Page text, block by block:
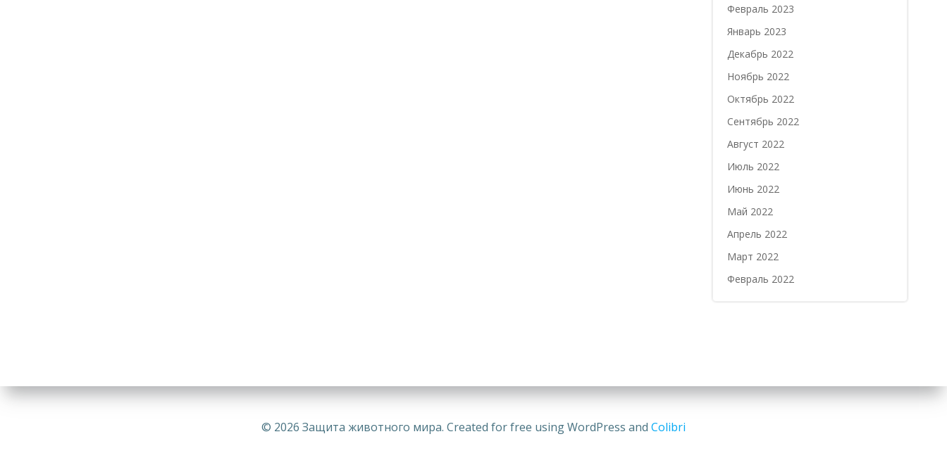
Февраль 2023
Январь 2023
Декабрь 2022
Ноябрь 2022
Октябрь 2022
Сентябрь 2022
Август 2022
Июль 2022
Июнь 2022
Май 2022
Апрель 2022
Март 2022
Февраль 2022
© 2026 Защита животного мира. Created for free using WordPress and Colibri